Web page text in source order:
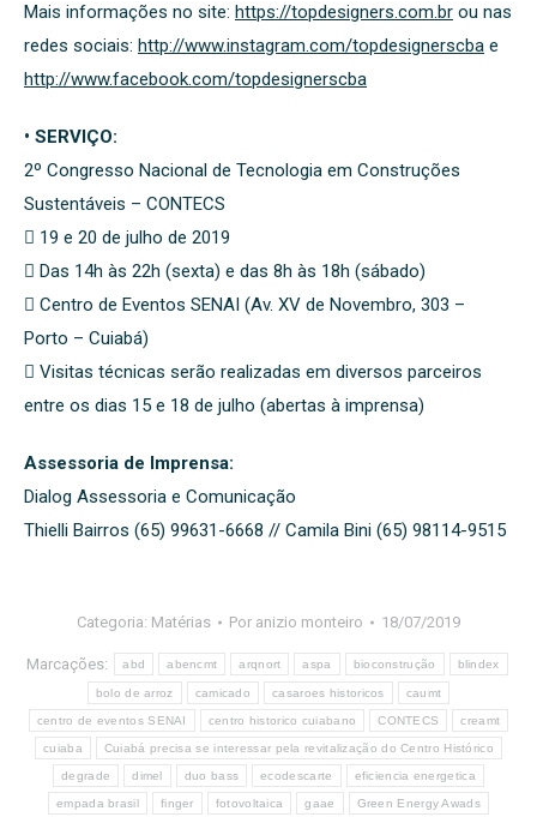
Mais informações no site: https://topdesigners.com.br ou nas
redes sociais: http://www.instagram.com/topdesignerscba e
http://www.facebook.com/topdesignerscba
• SERVIÇO:
2º Congresso Nacional de Tecnologia em Construções
Sustentáveis – CONTECS
 19 e 20 de julho de 2019
 Das 14h às 22h (sexta) e das 8h às 18h (sábado)
 Centro de Eventos SENAI (Av. XV de Novembro, 303 –
Porto – Cuiabá)
 Visitas técnicas serão realizadas em diversos parceiros
entre os dias 15 e 18 de julho (abertas à imprensa)
Assessoria de Imprensa:
Dialog Assessoria e Comunicação
Thielli Bairros (65) 99631-6668 // Camila Bini (65) 98114-9515
Categoria: Matérias Por anizio monteiro 18/07/2019
Marcações: abd abencmt arqnort aspa bioconstrução blindex
bolo de arroz camicado casaroes historicos caumt
centro de eventos SENAI centro historico cuiabano CONTECS creamt
cuiaba Cuiabá precisa se interessar pela revitalização do Centro Histórico
degrade dimel duo bass ecodescarte eficiencia energetica
empada brasil finger fotovoltaica gaae Green Energy Awads